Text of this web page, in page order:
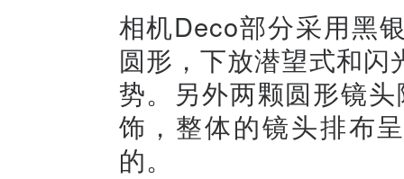
相机Deco部分采用黑
圆形，下放潜望式和
势。另外两颗圆形镜
饰，整体的镜头排布
的。